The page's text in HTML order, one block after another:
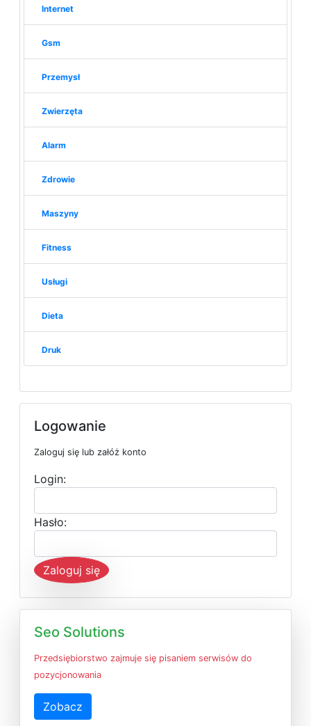
Internet
Gsm
Przemysł
Zwierzęta
Alarm
Zdrowie
Maszyny
Fitness
Usługi
Dieta
Druk
Logowanie
Zaloguj się lub załóż konto
Login:
Hasło:
Zaloguj się
Seo Solutions
Przedsiębiorstwo zajmuje się pisaniem serwisów do
pozycjonowania
Zobacz